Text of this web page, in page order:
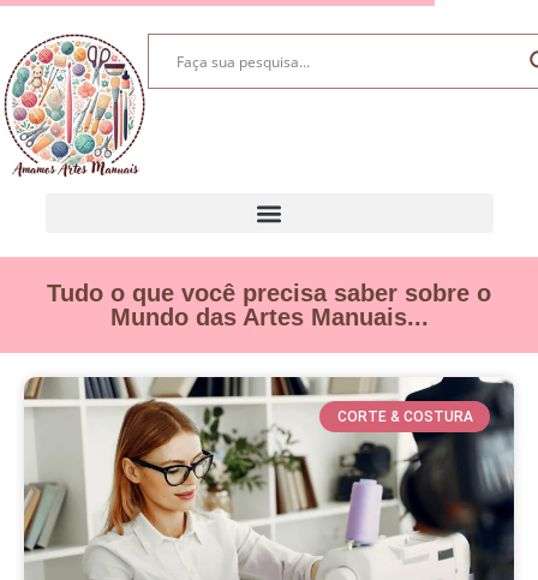
Tudo o que você precisa saber sobre o
Mundo das Artes Manuais...
CORTE & COSTURA